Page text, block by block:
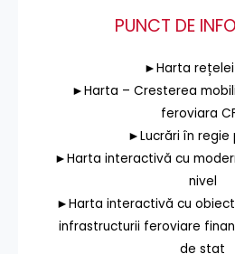
PUNCT DE
►Harta rețelei
►Harta – Cresterea
feroviara
►Lucrări în regie
►Harta interactivă cu
nivel
►Harta interactivă cu
infrastructurii feroviare
de stat